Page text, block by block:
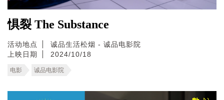
惧裂 The Substance
活动地点
诚品生活松烟 - 诚品电影院
上映日期
2024/10/18
电影 诚品电影院